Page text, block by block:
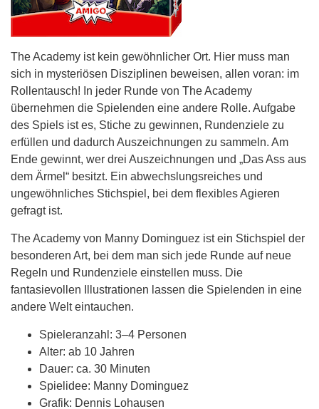
The Academy ist kein gewöhnlicher Ort. Hier muss man
sich in mysteriösen Disziplinen beweisen, allen voran: im
Rollentausch! In jeder Runde von The Academy
übernehmen die Spielenden eine andere Rolle. Aufgabe
des Spiels ist es, Stiche zu gewinnen, Rundenziele zu
erfüllen und dadurch Auszeichnungen zu sammeln. Am
Ende gewinnt, wer drei Auszeichnungen und „Das Ass aus
dem Ärmel“ besitzt. Ein abwechslungsreiches und
ungewöhnliches Stichspiel, bei dem flexibles Agieren
gefragt ist.
The Academy von Manny Dominguez ist ein Stichspiel der
besonderen Art, bei dem man sich jede Runde auf neue
Regeln und Rundenziele einstellen muss. Die
fantasievollen Illustrationen lassen die Spielenden in eine
andere Welt eintauchen.
Spieleranzahl: 3–4 Personen
Alter: ab 10 Jahren
Dauer: ca. 30 Minuten
Spielidee: Manny Dominguez
Grafik: Dennis Lohausen